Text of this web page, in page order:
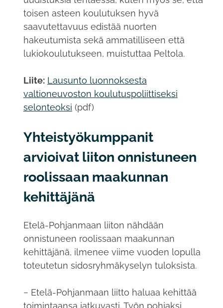
toisen asteen koulutuksen hyvä
saavutettavuus edistää nuorten
hakeutumista sekä ammatilliseen että
lukiokoulutukseen, muistuttaa Peltola.
Liite: Lausunto luonnoksesta
valtioneuvoston koulutuspoliittiseksi
selonteoksi (pdf)
Yhteistyökumppanit
arvioivat liiton onnistuneen
roolissaan maakunnan
kehittäjänä
Etelä-Pohjanmaan liiton nähdään
onnistuneen roolissaan maakunnan
kehittäjänä, ilmenee viime vuoden lopulla
toteutetun sidosryhmäkyselyn tuloksista.
− Etelä-Pohjanmaan liitto haluaa kehittää
toimintaansa jatkuvasti. Työn pohjaksi